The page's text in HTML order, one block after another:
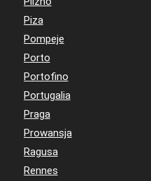
Piza
Pompeje
Porto
Portofino
Portugalia
Praga
Prowansja
Ragusa
Rennes